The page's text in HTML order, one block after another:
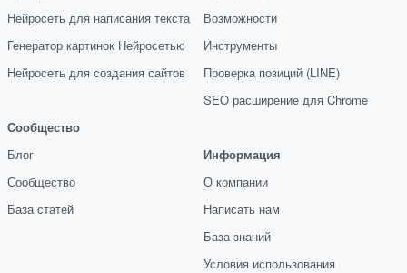
Нейросеть для написания текста
Генератор картинок Нейросетью
Нейросеть для создания сайтов
Сообщество
Блог
Сообщество
База статей
Возможности
Инструменты
Проверка позиций (LINE)
SEO расширение для Chrome
Информация
О компании
Написать нам
База знаний
Условия использования